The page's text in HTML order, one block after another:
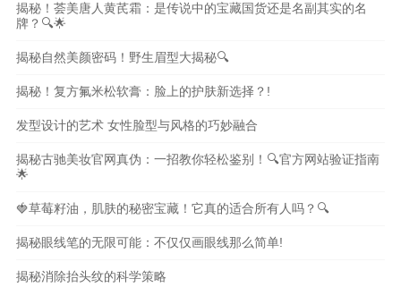
揭秘！荟美唐人黄芪霜：是传说中的宝藏国货还是名副其实的名
牌？🔍🌟
揭秘自然美颜密码！野生眉型大揭秘🔍
揭秘！复方氟米松软膏：脸上的护肤新选择？!
发型设计的艺术 女性脸型与风格的巧妙融合
揭秘古驰美妆官网真伪：一招教你轻松鉴别！🔍官方网站验证指南
🌟
🍓草莓籽油，肌肤的秘密宝藏！它真的适合所有人吗？🔍
揭秘眼线笔的无限可能：不仅仅画眼线那么简单!
揭秘消除抬头纹的科学策略